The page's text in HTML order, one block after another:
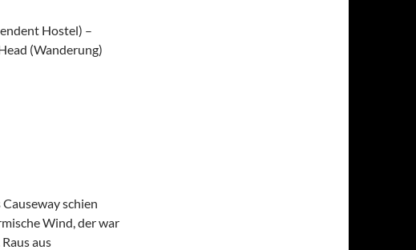
Hostel) –
(Wanderung)
schien
Wind, der war
aus